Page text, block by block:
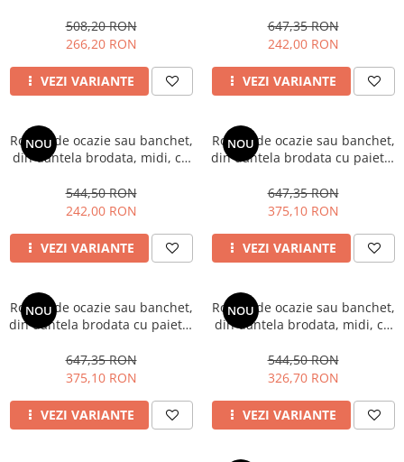
cod 3041blue
508,20 RON
266,20 RON
VEZI VARIANTE
genunchi, cu corset si pene,
cod 3783
647,35 RON
242,00 RON
VEZI VARIANTE
NOU
Rochie de ocazie sau banchet,
din dantela brodata, midi, cu
544,50 RON
242,00 RON
VEZI VARIANTE
NOU
Rochie de ocazie sau banchet,
din dantela brodata cu paiete,
3279b
647,35 RON
375,10 RON
VEZI VARIANTE
NOU
Rochie de ocazie sau banchet,
din dantela brodata cu paiete,
3279n
647,35 RON
375,10 RON
VEZI VARIANTE
NOU
Rochie de ocazie sau banchet,
din dantela brodata, midi, cu
544,50 RON
326,70 RON
VEZI VARIANTE